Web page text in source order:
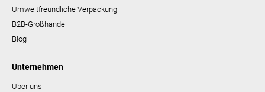
Umweltfreundliche Verpackung
B2B-Großhandel
Blog
Unternehmen
Über uns